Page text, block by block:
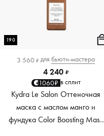
190
3 560 ₽ для бьюти-мастера
4 240 ₽
1060₽ в сплит
Kydra Le Salon Оттеночная
маска с маслом манго и
фундука Color Boosting Mask